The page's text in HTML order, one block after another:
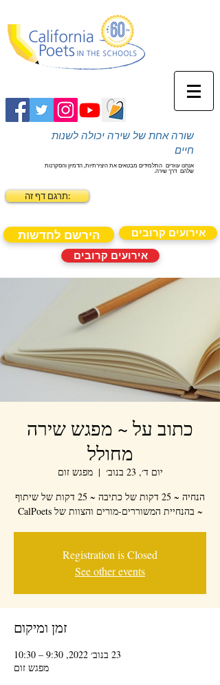
שורה אחת של שירה יכולה לשנות
חיים
אנחנו עוזרים התלמידים מבטאים את היצירתיות, הדמיון והסקרנות
שלהם דרך שירה.
תרגם דף זה:
הירשם לחדשות
אירועים קרובים
אירועים קרובים
כתוב על ~ מפגש שירה
מחולל
יום ד׳, 23 בנוב׳
  |
מפגש זום
הנחיה ~ 25 דקות של כתיבה ~ 25 דקות של שיתוף
~ בהנחיית המשוררים-מורים והצוות של CalPoets
Registration is Closed
See other events
זמן ומיקום
23 בנוב׳ 2022, 9:30 – 10:30
מפגש זום